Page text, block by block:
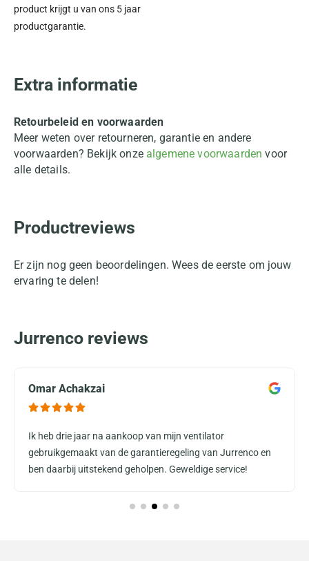
product krijgt u van ons 5 jaar
productgarantie.
Extra informatie
Retourbeleid en voorwaarden
Meer weten over retourneren, garantie en andere
voorwaarden? Bekijk onze algemene voorwaarden voor
alle details.
Productreviews
Er zijn nog geen beoordelingen. Wees de eerste om jouw
ervaring te delen!
Jurrenco reviews
Omar Achakzai
Ik heb drie jaar na aankoop van mijn ventilator
gebruikgemaakt van de garantieregeling van Jurrenco en
ben daarbij uitstekend geholpen. Geweldige service!